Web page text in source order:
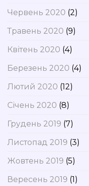
Червень 2020 (2)
Травень 2020 (9)
Квітень 2020 (4)
Березень 2020 (4)
Лютий 2020 (12)
Січень 2020 (8)
Грудень 2019 (7)
Листопад 2019 (3)
Жовтень 2019 (5)
Вересень 2019 (1)